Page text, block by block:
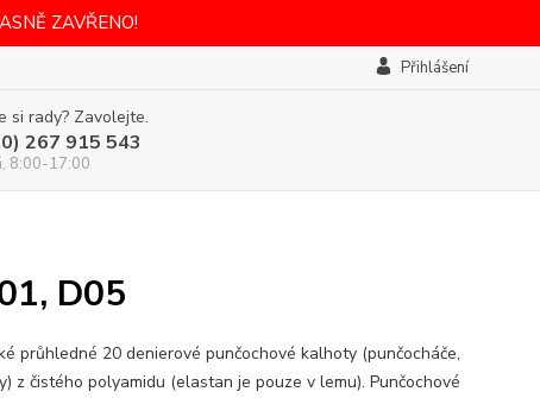
ZAVŘENO!
Přihlášení
si rady? Zavolejte.
267 915 543
8:00-17:00
D05
průhledné 20 denierové punčochové kalhoty (punčocháče,
z čistého polyamidu (elastan je pouze v lemu). Punčochové